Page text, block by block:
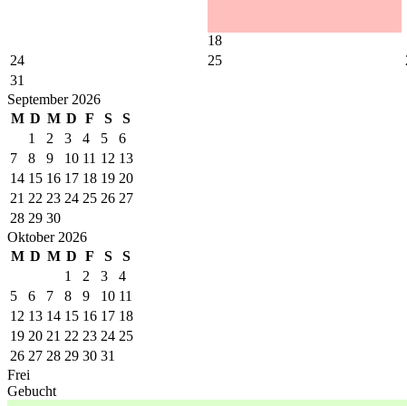
18
24 25
31
September 2026
M D M D F S
S
1
2 3 4 5
6
7
8 9 10 11 12 13
14 15 16 17 18 19 20
21 22 23 24 25 26 27
28 29 30
Oktober 2026
M D M D F S
S
1
2 3
4
5
6 7 8 9 10 11
12 13 14 15 16 17 18
19 20 21 22 23 24 25
26 27 28 29 30 31
Frei
Gebucht